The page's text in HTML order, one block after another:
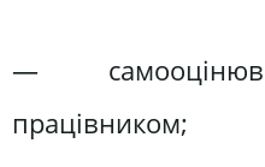
—
працівником;